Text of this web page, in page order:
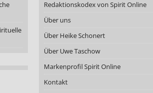
Redaktionskodex von Spirit Online
Über uns
Über Heike Schonert
Über Uwe Taschow
Markenprofil Spirit Online
Kontakt